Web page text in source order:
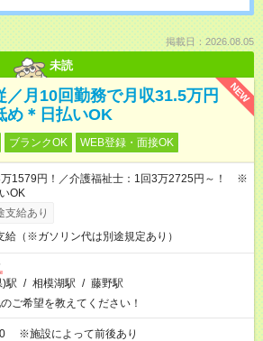
掲載日：2026.08.05
未読
NEW
／月10回勤務で月収31.5万円
め＊日払いOK
ブランクOK WEB登録・面接OK
万1579円！／介護福祉士：1回3万2725円～！ ※
OK
支給あり
給（※ガソリン代は別途規定あり）
駅 / 相模湖駅 / 藤野駅
ご希望を教えてください！
※施設によって前後あり